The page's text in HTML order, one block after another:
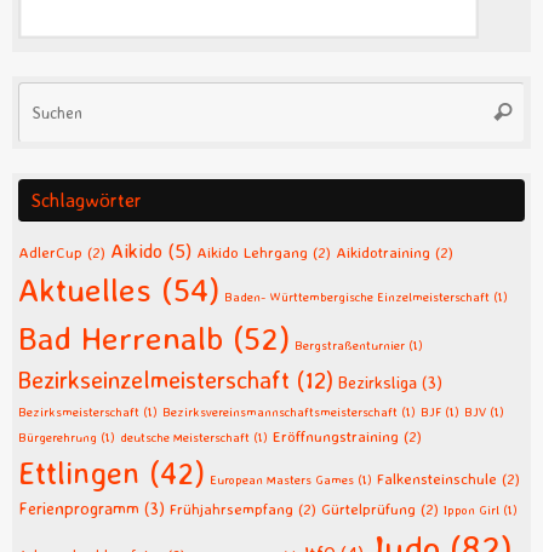
Schlagwörter
AdlerCup (2) Aikido (5) Aikido Lehrgang (2) Aikidotraining (2)
Aktuelles (54) Baden- Württembergische Einzelmeisterschaft (1)
Bad Herrenalb (52) Bergstraßenturnier (1)
Bezirkseinzelmeisterschaft (12) Bezirksliga (3)
Bezirksmeisterschaft (1) Bezirksvereinsmannschaftsmeisterschaft (1) BJF (1) BJV (1)
Bürgerehrung (1) deutsche Meisterschaft (1) Eröffnungstraining (2)
Ettlingen (42) European Masters Games (1) Falkensteinschule (2)
Ferienprogramm (3) Frühjahrsempfang (2) Gürtelprüfung (2) Ippon Girl (1)